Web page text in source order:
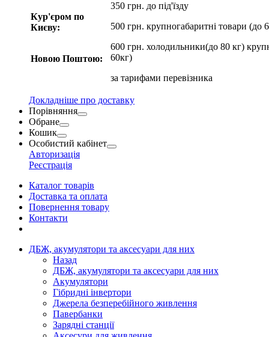
Кур'єром по
Києву:
Новою Поштою:
350 грн. до під'їзду
500 грн. крупногабаритні товари (до
600 грн. холодильники(до 80 кг)
60кг)
за тарифами перевізника
Докладніше про доставку
Порівняння
Обране
Кошик
Особистий кабінет
Авторизація
Реєстрація
Каталог товарів
Доставка та оплата
Повернення товару
Контакти
ДБЖ, акумулятори та аксесуари для них
Назад
ДБЖ, акумулятори та аксесуари для них
Акумулятори
Гібридні інвертори
Джерела безперебійного живлення
Павербанки
Зарядні станції